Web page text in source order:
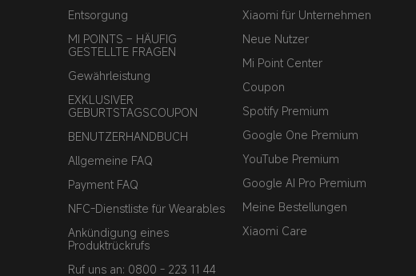
Entsorgung
MI POINTS – HÄUFIG
GESTELLTE FRAGEN
Gewährleistung
EXKLUSIVER
GEBURTSTAGSCOUPON
BENUTZERHANDBUCH
Allgemeine FAQ
Payment FAQ
NFC-Dienstliste für Wearables
Ankündigung eines
Produktrückrufs
Ruf uns an: 0800 - 223 11 44
Xiaomi für Unternehmen
Neue Nutzer
Mi Point Center
Coupon
Spotify Premium
Google One Premium
YouTube Premium
Google AI Pro Premium
Meine Bestellungen
Xiaomi Care